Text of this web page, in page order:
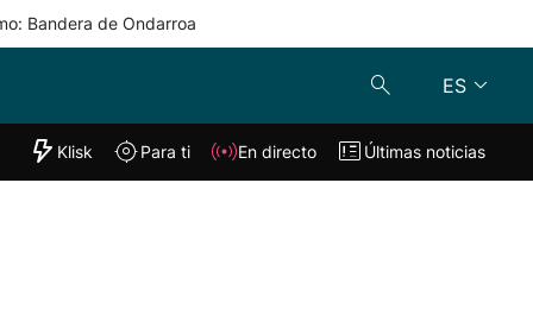
Bandera de Ondarroa
ES
"Helmuga"
Klisk En directo
Klisk Para ti En directo Últimas noticias